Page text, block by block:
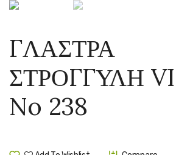
ΓΛΑΣΤΡΑ
ΣΤΡΟΓΓΥΛΗ
No 238